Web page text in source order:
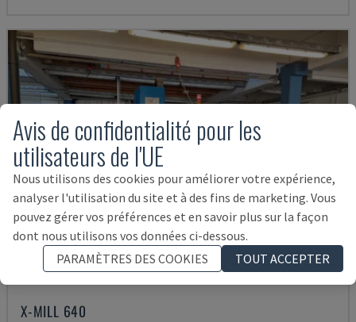
X-MILL 640
Avis de confidentialité pour les
utilisateurs de l'UE
Nous utilisons des cookies pour améliorer votre expérience,
analyser l'utilisation du site et à des fins de marketing. Vous
pouvez gérer vos préférences et en savoir plus sur la façon
dont nous utilisons vos données ci-dessous.
PARAMÈTRES DES COOKIES
TOUT ACCEPTER